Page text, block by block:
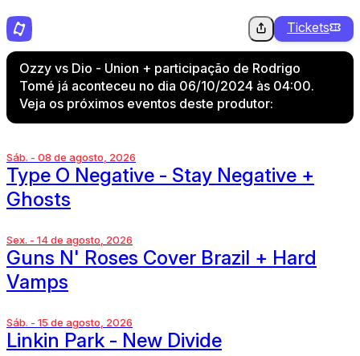
Tickets
Ozzy vs Dio - Union + participação de Rodrigo
Tomé já aconteceu no dia 06/10/2024 às 04:00.
Veja os próximos eventos deste produtor:
Sáb. - 08 de agosto, 2026
Type O Negative - Stay Negative +
Ghosts
Sex. - 14 de agosto, 2026
Guns N' Roses Cover Brazil + Hard
Vamps
Sáb. - 15 de agosto, 2026
Linkin Park - New Divide